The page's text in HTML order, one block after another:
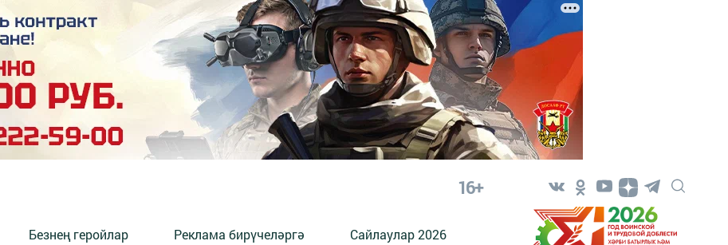
16+
Безнең геройлар Реклама бирүчеләргә Сайлаулар 2026